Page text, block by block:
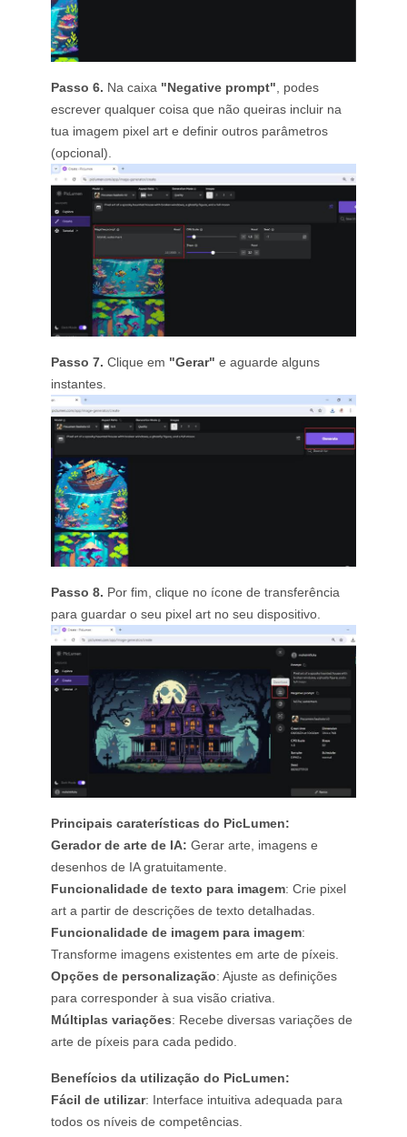
Passo 6. Na caixa "Negative prompt" , podes
escrever qualquer coisa que não queiras incluir na
tua imagem pixel art e definir outros parâmetros
(opcional).
Passo 7. Clique em "Gerar" e aguarde alguns
instantes.
Passo 8. Por fim, clique no ícone de transferência
para guardar o seu pixel art no seu dispositivo.
Principais caraterísticas do PicLumen:
Gerador de arte de IA: Gerar arte, imagens e
desenhos de IA gratuitamente.
Funcionalidade de texto para imagem: Crie pixel
art a partir de descrições de texto detalhadas.
Funcionalidade de imagem para imagem:
Transforme imagens existentes em arte de píxeis.
Opções de personalização: Ajuste as definições
para corresponder à sua visão criativa.
Múltiplas variações: Recebe diversas variações de
arte de píxeis para cada pedido.
Benefícios da utilização do PicLumen:
Fácil de utilizar: Interface intuitiva adequada para
todos os níveis de competências.